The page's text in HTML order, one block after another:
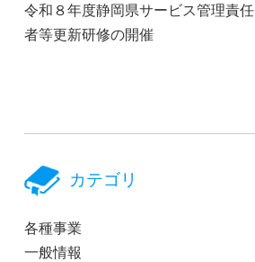
令和８年度静岡県サービス管理責任
者等更新研修の開催
カテゴリ
各種事業
一般情報